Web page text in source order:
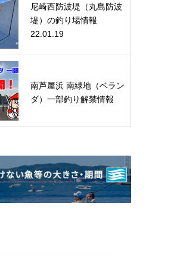
尼崎西防波堤（丸島防波
堤）の釣り場情報
22.01.19
南芦屋浜 南緑地（ベラン
ダ）一部釣り解禁情報